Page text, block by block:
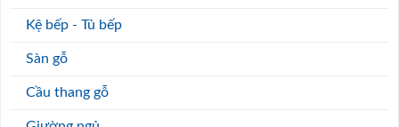
Kệ bếp - Tủ bếp
Sàn gỗ
Cầu thang gỗ